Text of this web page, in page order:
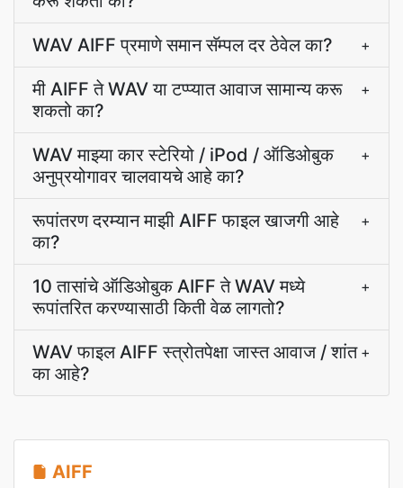
WAV AIFF प्रमाणे समान सॅम्पल दर ठेवेल का? +
मी AIFF ते WAV या टप्प्यात आवाज सामान्य करू
शकतो का?
+
WAV माझ्या कार स्टेरियो / iPod / ऑडिओबुक
अनुप्रयोगावर चालवायचे आहे का?
+
रूपांतरण दरम्यान माझी AIFF फाइल खाजगी आहे
का?
+
10 तासांचे ऑडिओबुक AIFF ते WAV मध्ये
रूपांतरित करण्यासाठी किती वेळ लागतो?
+
WAV फाइल AIFF स्त्रोतपेक्षा जास्त आवाज / शांत
का आहे?
+
AIFF